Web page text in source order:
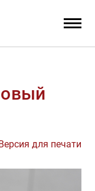
для печати